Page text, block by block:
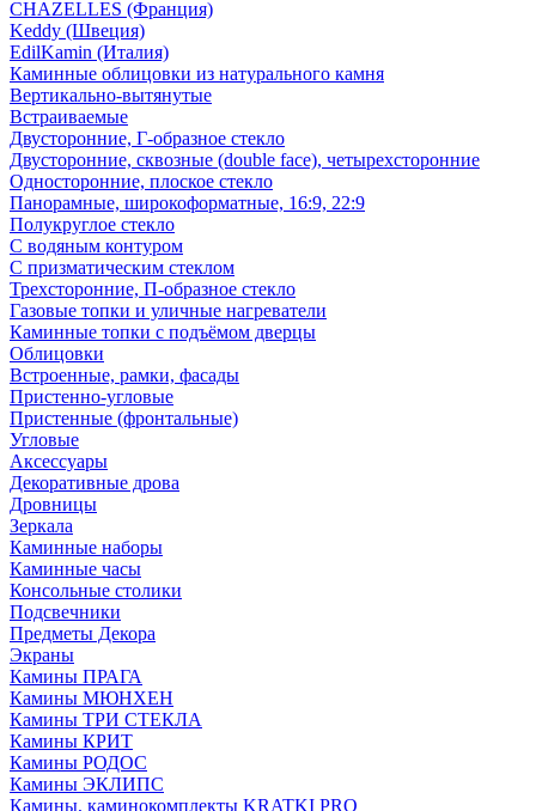
CHAZELLES (Франция)
Keddy (Швеция)
EdilKamin (Италия)
Каминные облицовки из натурального камня
Вертикально-вытянутые
Встраиваемые
Двусторонние, Г-образное стекло
Двусторонние, сквозные (double face), четырехсторонние
Односторонние, плоское стекло
Панорамные, широкоформатные, 16:9, 22:9
Полукруглое стекло
С водяным контуром
С призматическим стеклом
Трехсторонние, П-образное стекло
Газовые топки и уличные нагреватели
Каминные топки с подъёмом дверцы
Облицовки
Встроенные, рамки, фасады
Пристенно-угловые
Пристенные (фронтальные)
Угловые
Аксессуары
Декоративные дрова
Дровницы
Зеркала
Каминные наборы
Каминные часы
Консольные столики
Подсвечники
Предметы Декора
Экраны
Камины ПРАГА
Камины МЮНХЕН
Камины ТРИ СТЕКЛА
Камины КРИТ
Камины РОДОС
Камины ЭКЛИПС
Камины, каминокомплекты KRATKI PRO